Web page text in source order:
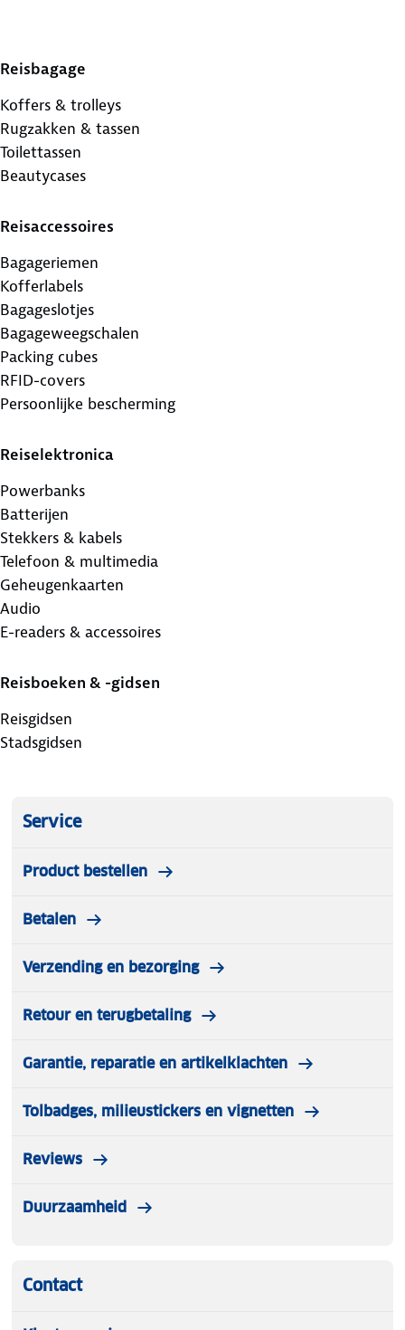
Reisbagage
Koffers & trolleys
Rugzakken & tassen
Toilettassen
Beautycases
Reisaccessoires
Bagageriemen
Kofferlabels
Bagageslotjes
Bagageweegschalen
Packing cubes
RFID-covers
Persoonlijke bescherming
Reiselektronica
Powerbanks
Batterijen
Stekkers & kabels
Telefoon & multimedia
Geheugenkaarten
Audio
E-readers & accessoires
Reisboeken & -gidsen
Reisgidsen
Stadsgidsen
Service
Product bestellen
Betalen
Verzending en bezorging
Retour en terugbetaling
Garantie, reparatie en artikelklachten
Tolbadges, milieustickers en vignetten
Reviews
Duurzaamheid
Contact